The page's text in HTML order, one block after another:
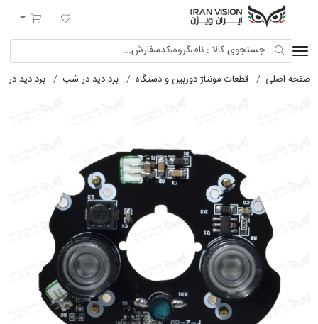
لیست مورد علاقه
سبد خرید
صفحه اصلی قطعات مونتاژ دوربین و دستگاه برد دید در شب برد دید